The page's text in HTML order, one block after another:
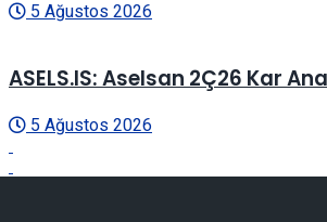
5 Ağustos 2026
ASELS.IS: Aselsan 2Ç26 Kar
5 Ağustos 2026